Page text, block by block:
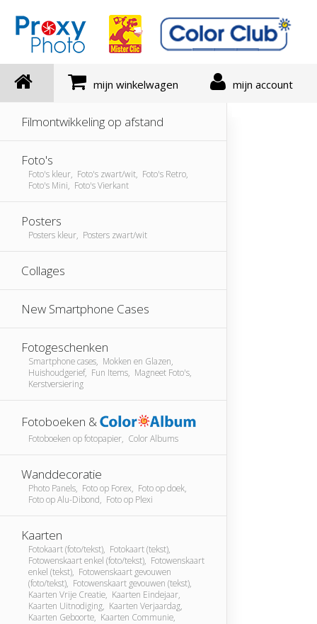
mijn winkelwagen mijn account
Filmontwikkeling op afstand
Foto's
Foto's kleur, Foto's zwart/wit, Foto's Retro,
Foto's Mini, Foto's Vierkant
Posters
Posters kleur, Posters zwart/wit
Collages
New Smartphone Cases
Fotogeschenken
Smartphone cases, Mokken en Glazen,
Huishoudgerief, Fun Items, Magneet Foto's,
Kerstversiering
Fotoboeken &
Fotoboeken op fotopapier, Color Albums
Wanddecoratie
Photo Panels, Foto op Forex, Foto op doek,
Foto op Alu-Dibond, Foto op Plexi
Kaarten
Fotokaart (foto/tekst), Fotokaart (tekst),
Fotowenskaart enkel (foto/tekst), Fotowenskaart
enkel (tekst), Fotowenskaart gevouwen
(foto/tekst), Fotowenskaart gevouwen (tekst),
Kaarten Vrije Creatie, Kaarten Eindejaar,
Kaarten Uitnodiging, Kaarten Verjaardag,
Kaarten Geboorte, Kaarten Communie,